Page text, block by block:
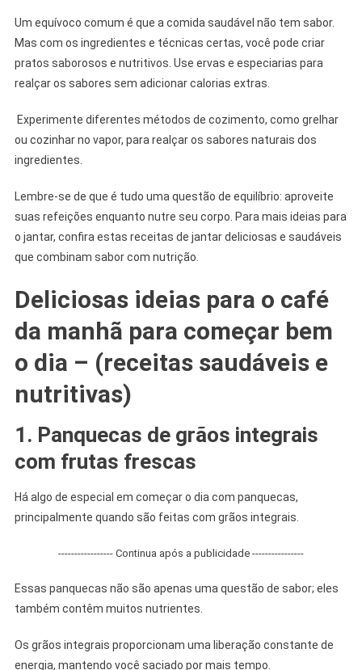
Um equívoco comum é que a comida saudável não tem sabor.
Mas com os ingredientes e técnicas certas, você pode criar
pratos saborosos e nutritivos. Use ervas e especiarias para
realçar os sabores sem adicionar calorias extras.
Experimente diferentes métodos de cozimento, como grelhar
ou cozinhar no vapor, para realçar os sabores naturais dos
ingredientes.
Lembre-se de que é tudo uma questão de equilíbrio: aproveite
suas refeições enquanto nutre seu corpo. Para mais ideias para
o jantar, confira estas receitas de jantar deliciosas e saudáveis ​​
que combinam sabor com nutrição.
Deliciosas ideias para o café
da manhã para começar bem
o dia – (receitas saudáveis e
nutritivas)
1. Panquecas de grãos integrais
com frutas frescas
Há algo de especial em começar o dia com panquecas,
principalmente quando são feitas com grãos integrais.
----------------- Continua após a publicidade ----------------
Essas panquecas não são apenas uma questão de sabor; eles
também contêm muitos nutrientes.
Os grãos integrais proporcionam uma liberação constante de
energia, mantendo você saciado por mais tempo.